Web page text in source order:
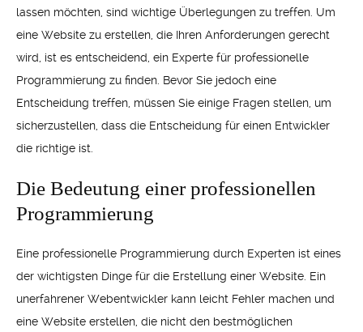
lassen möchten, sind wichtige Überlegungen zu treffen. Um
eine Website zu erstellen, die Ihren Anforderungen gerecht
wird, ist es entscheidend, ein Experte für professionelle
Programmierung zu finden. Bevor Sie jedoch eine
Entscheidung treffen, müssen Sie einige Fragen stellen, um
sicherzustellen, dass die Entscheidung für einen Entwickler
die richtige ist.
Die Bedeutung einer professionellen
Programmierung
Eine professionelle Programmierung durch Experten ist eines
der wichtigsten Dinge für die Erstellung einer Website. Ein
unerfahrener Webentwickler kann leicht Fehler machen und
eine Website erstellen, die nicht den bestmöglichen